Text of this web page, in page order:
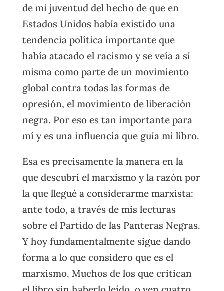
de mi juventud del hecho de que en
Estados Unidos había existido una
tendencia política importante que
había atacado el racismo y se veía a sí
misma como parte de un movimiento
global contra todas las formas de
opresión, el movimiento de liberación
negra. Por eso es tan importante para
mí y es una influencia que guía mi libro.
Esa es precisamente la manera en la
que descubrí el marxismo y la razón por
la que llegué a considerarme marxista:
ante todo, a través de mis lecturas
sobre el Partido de las Panteras Negras.
Y hoy fundamentalmente sigue dando
forma a lo que considero que es el
marxismo. Muchos de los que critican